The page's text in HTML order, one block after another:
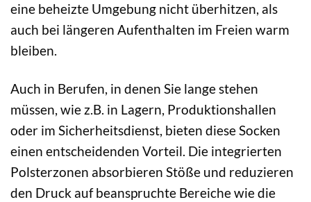
eine beheizte Umgebung nicht überhitzen, als
auch bei längeren Aufenthalten im Freien warm
bleiben.
Auch in Berufen, in denen Sie lange stehen
müssen, wie z.B. in Lagern, Produktionshallen
oder im Sicherheitsdienst, bieten diese Socken
einen entscheidenden Vorteil. Die integrierten
Polsterzonen absorbieren Stöße und reduzieren
den Druck auf beanspruchte Bereiche wie die